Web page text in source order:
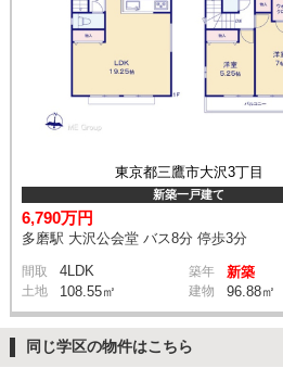
東京都三鷹市大沢3丁目
新築一戸建て
6,790万円
多磨駅 大沢公会堂 バス8分 停歩3分
間取 4LDK 築年 新築
土地 108.55㎡ 建物 96.88㎡
同じ学区の物件はこちら